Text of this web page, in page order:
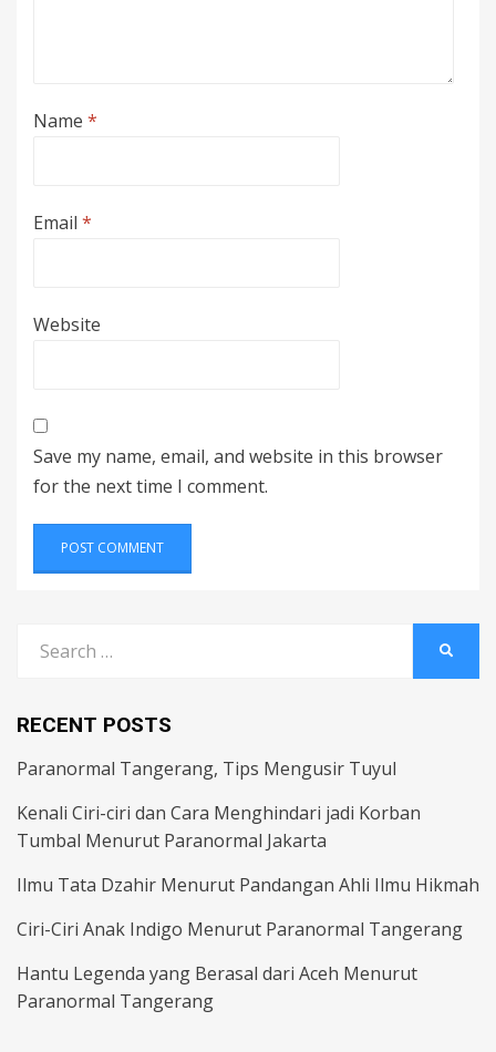
Name *
Email *
Website
Save my name, email, and website in this browser
for the next time I comment.
for:
RECENT POSTS
Paranormal Tangerang, Tips Mengusir Tuyul
Kenali Ciri-ciri dan Cara Menghindari jadi Korban
Tumbal Menurut Paranormal Jakarta
Ilmu Tata Dzahir Menurut Pandangan Ahli Ilmu Hikmah
Ciri-Ciri Anak Indigo Menurut Paranormal Tangerang
Hantu Legenda yang Berasal dari Aceh Menurut
Paranormal Tangerang